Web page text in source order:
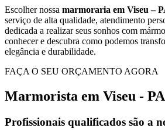
Escolher nossa marmoraria em Viseu –
serviço de alta qualidade, atendimento
dedicada a realizar seus sonhos com
conhecer e descubra como podemos
elegância e durabilidade.
FAÇA O SEU ORÇAMENTO AGORA
Marmorista em Viseu - PA
Profissionais qualificados são a